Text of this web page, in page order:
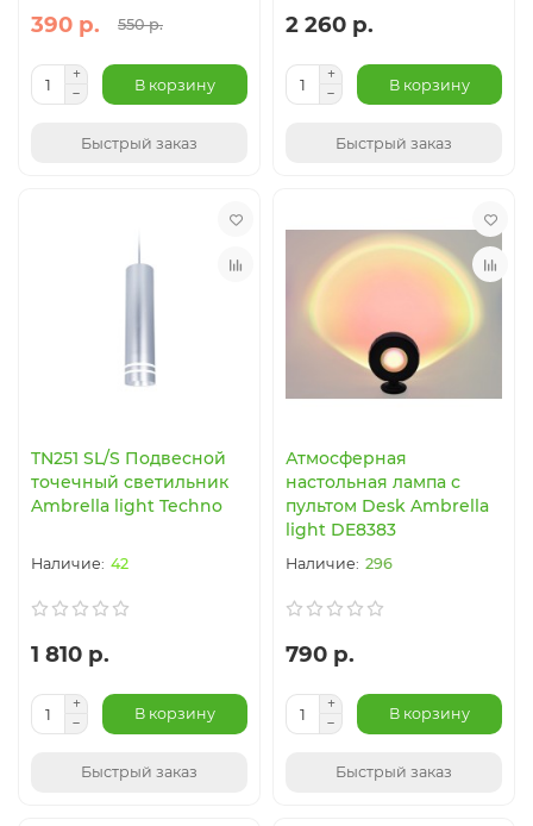
390 р. 550 р.
В корзину
Быстрый заказ
2 260 р.
В корзину
Быстрый заказ
TN251 SL/S Подвесной
точечный светильник
Ambrella light Techno
42
1 810 р.
В корзину
Быстрый заказ
Атмосферная
настольная лампа с
пультом Desk Ambrella
light DE8383
296
790 р.
В корзину
Быстрый заказ